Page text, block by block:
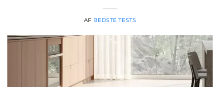
AF BEDSTE TESTS